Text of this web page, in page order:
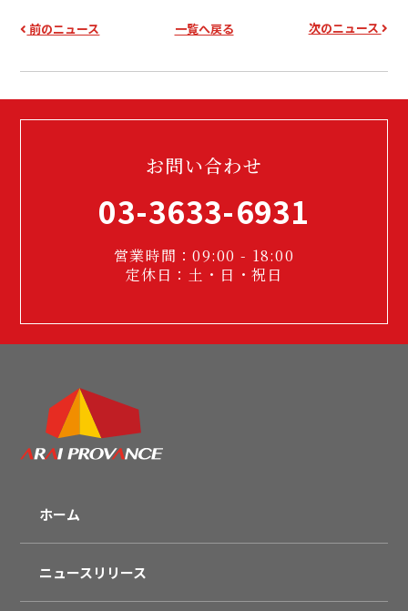
前のニュース 一覧へ戻る 次のニュース
お問い合わせ
03-3633-6931
営業時間：09:00 - 18:00
定休日：土・日・祝日
ホーム
ニュースリリース